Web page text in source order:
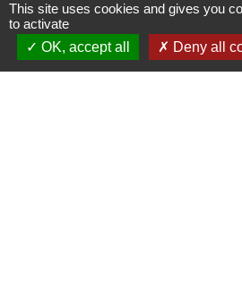
Voies de recours
This site uses cookies and gives you
to activate
OK, accept all
Deny all